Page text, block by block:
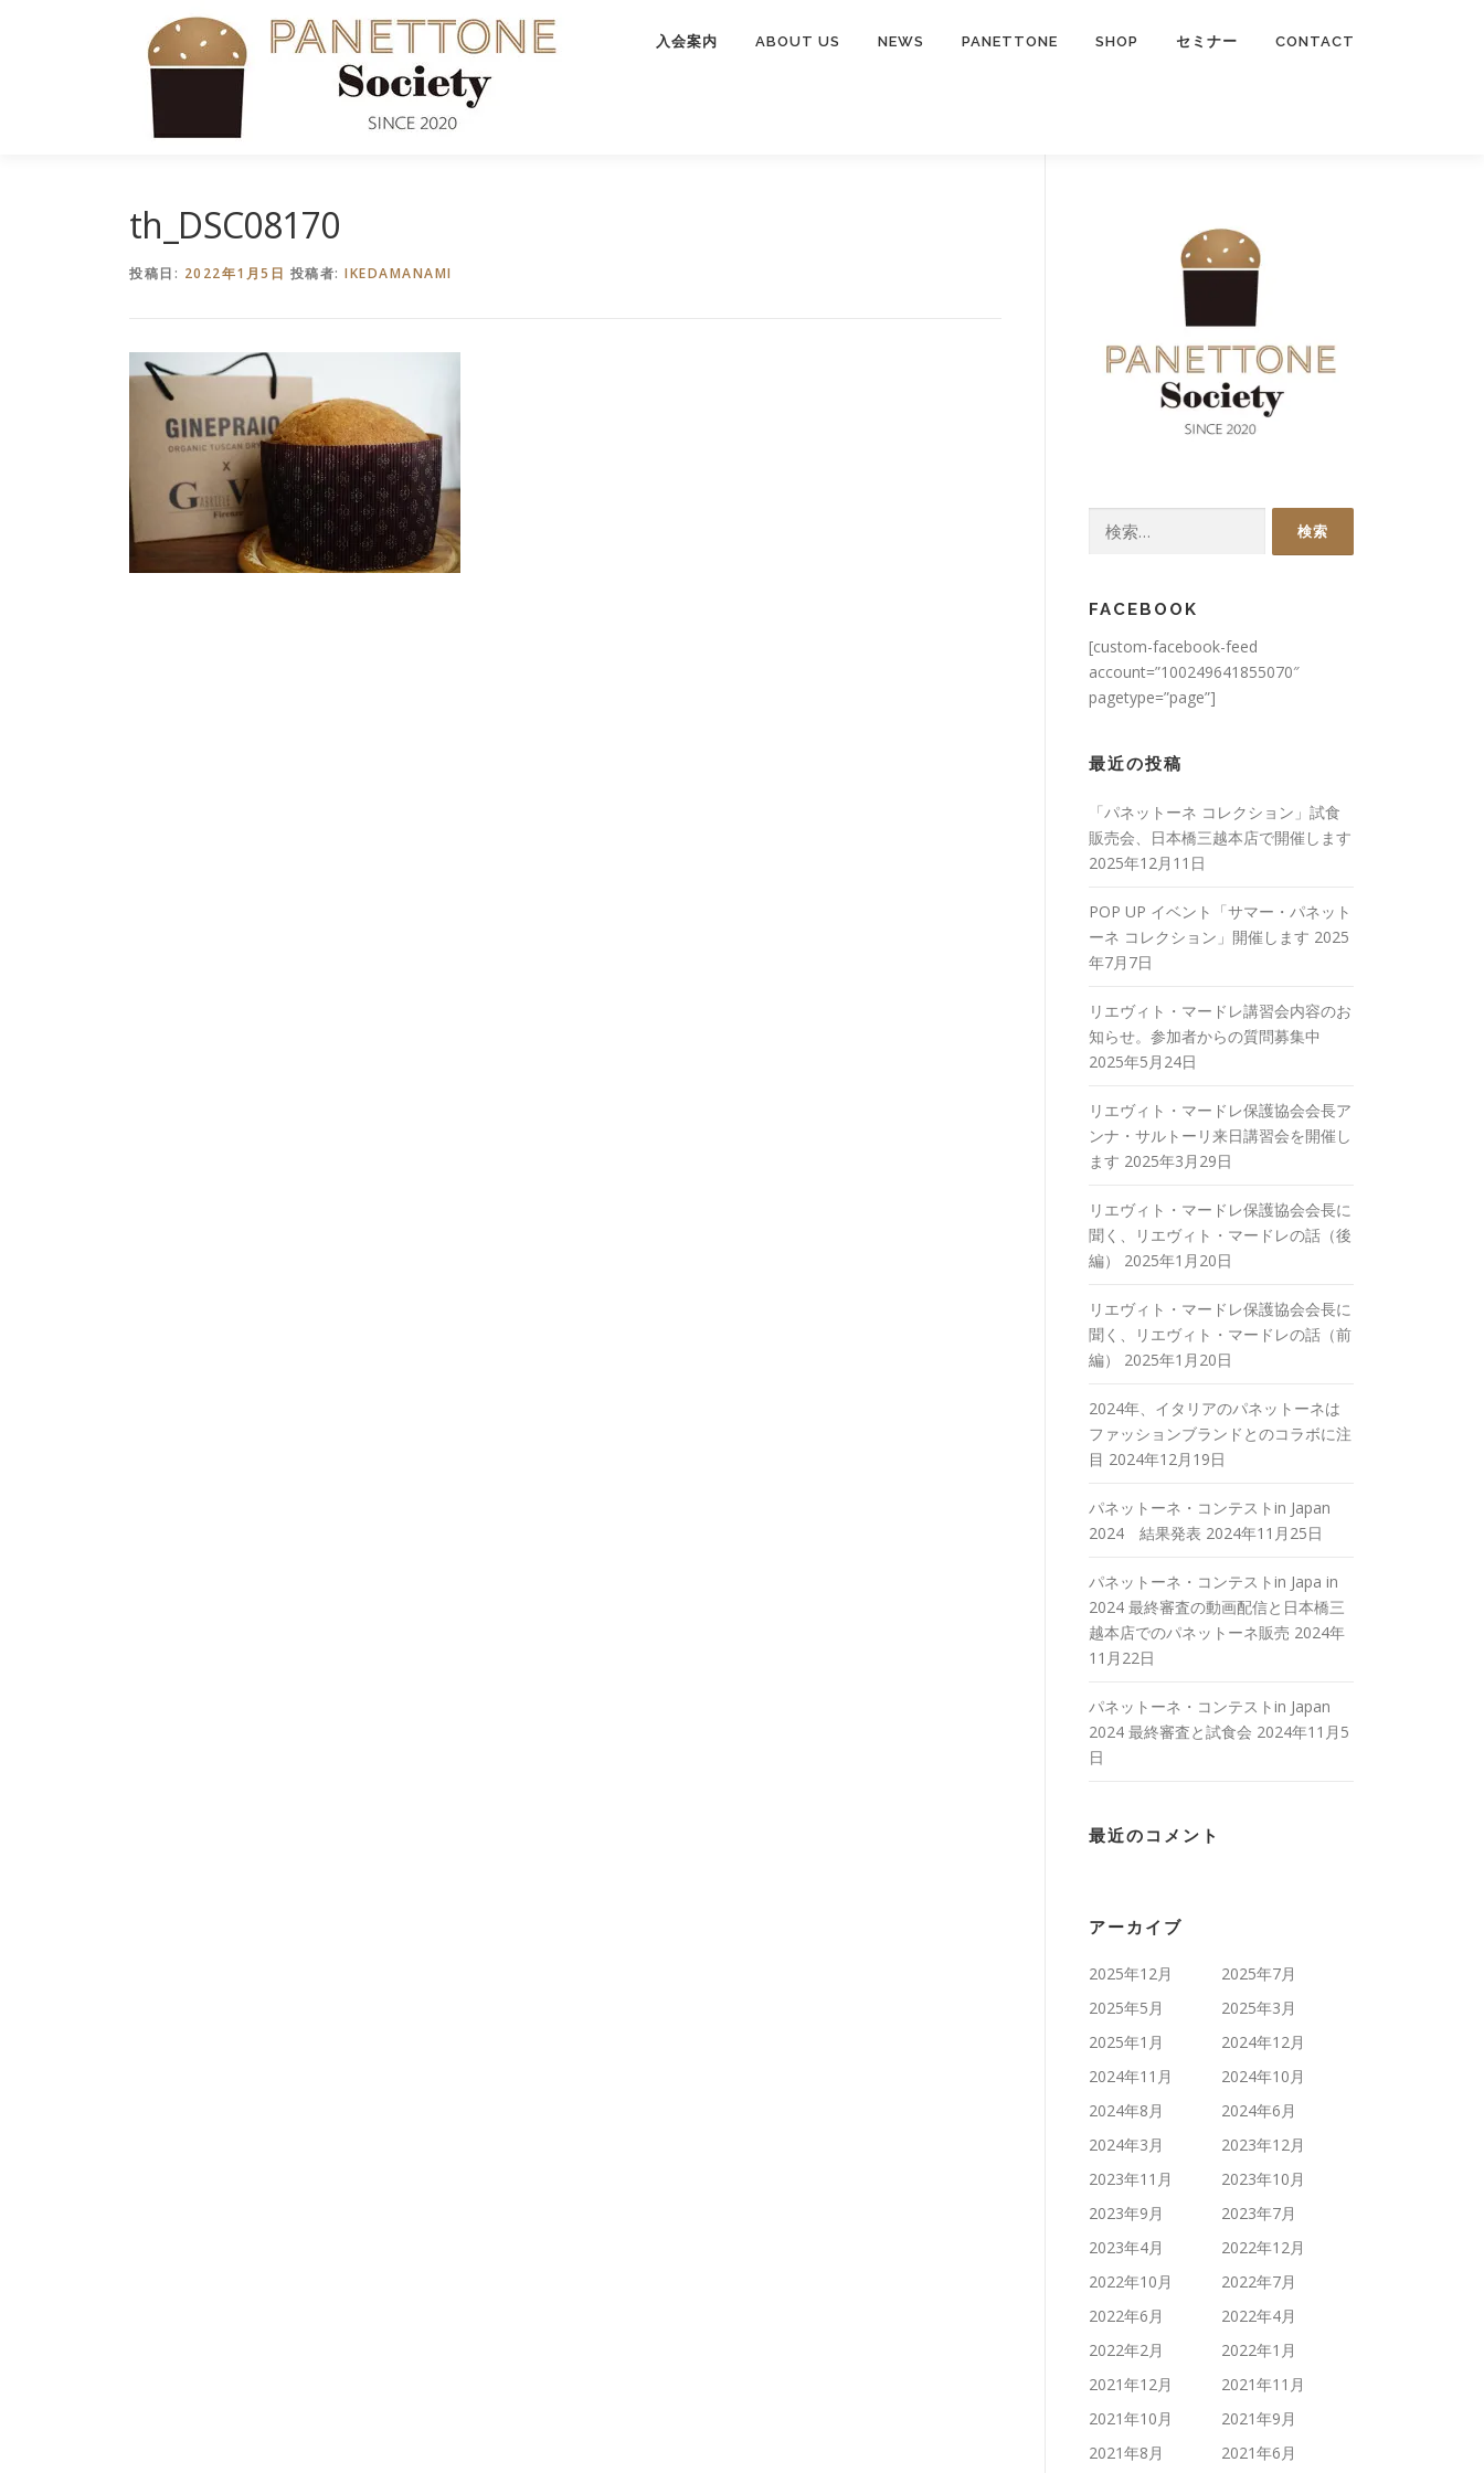
入会案内 ABOUT US NEWS PANETTONE SHOP セミナー CONTACT
th_DSC08170
投稿日: 2022年1月5日 投稿者: IKEDAMANAMI
FACEBOOK
[custom-facebook-feed
account=”100249641855070″
pagetype=”page”]
最近の投稿
「パネットーネ コレクション」試食
販売会、日本橋三越本店で開催します
2025年12月11日
POP UP イベント「サマー・パネット
ーネ コレクション」開催します 2025
年7月7日
リエヴィト・マードレ講習会内容のお
知らせ。参加者からの質問募集中
2025年5月24日
リエヴィト・マードレ保護協会会長ア
ンナ・サルトーリ来日講習会を開催し
ます 2025年3月29日
リエヴィト・マードレ保護協会会長に
聞く、リエヴィト・マードレの話（後
編）
2025年1月20日
リエヴィト・マードレ保護協会会長に
聞く、リエヴィト・マードレの話（前
編）
2025年1月20日
2024年、イタリアのパネットーネは
ファッションブランドとのコラボに注
目 2024年12月19日
パネットーネ・コンテストin Japan
2024 結果発表 2024年11月25日
パネットーネ・コンテストin Japa in
2024 最終審査の動画配信と日本橋三
越本店でのパネットーネ販売 2024年
11月22日
パネットーネ・コンテストin Japan
2024 最終審査と試食会 2024年11月5
日
最近のコメント
アーカイブ
2025年12月
2025年7月
2025年5月
2025年3月
2025年1月
2024年12月
2024年11月
2024年10月
2024年8月
2024年6月
2024年3月
2023年12月
2023年11月
2023年10月
2023年9月
2023年7月
2023年4月
2022年12月
2022年10月
2022年7月
2022年6月
2022年4月
2022年2月
2022年1月
2021年12月
2021年11月
2021年10月
2021年9月
2021年8月
2021年6月